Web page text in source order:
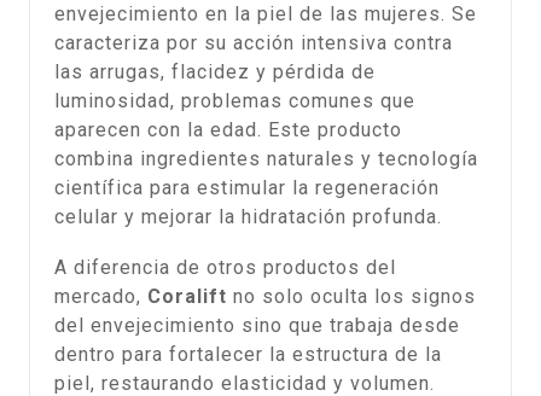
envejecimiento en la piel de las mujeres. Se
caracteriza por su acción intensiva contra
las arrugas, flacidez y pérdida de
luminosidad, problemas comunes que
aparecen con la edad. Este producto
combina ingredientes naturales y tecnología
científica para estimular la regeneración
celular y mejorar la hidratación profunda.
A diferencia de otros productos del
mercado, Coralift no solo oculta los signos
del envejecimiento sino que trabaja desde
dentro para fortalecer la estructura de la
piel, restaurando elasticidad y volumen.